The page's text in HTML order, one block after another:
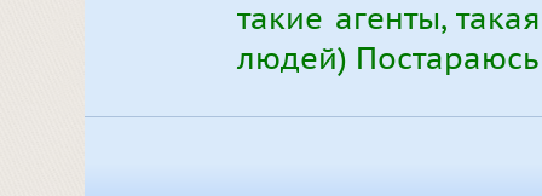
такие агенты,
людей) Постараюсь